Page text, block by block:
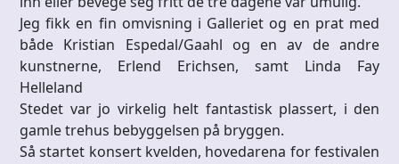
Jeg fikk en fin omvisning i Galleriet og en prat med
både Kristian Espedal/Gaahl og en av de andre
kunstnerne, Erlend Erichsen, samt Linda Fay
Helleland
Stedet var jo virkelig helt fantastisk plassert, i den
gamle trehus bebyggelsen på bryggen.
Så startet konsert kvelden, hovedarena for festivalen